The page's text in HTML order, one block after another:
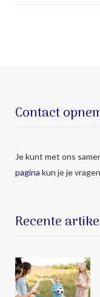
Contact
Je kunt met ons
pagina kun je je
Recente